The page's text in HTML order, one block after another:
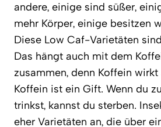
andere, einige sind süßer,
mehr Körper, einige besitzen
Diese Low Caf-Varietäten
Das hängt auch mit dem
zusammen, denn Koffein wirkt
Koffein ist ein Gift. Wenn du
trinkst, kannst du sterben.
eher Varietäten an, die über